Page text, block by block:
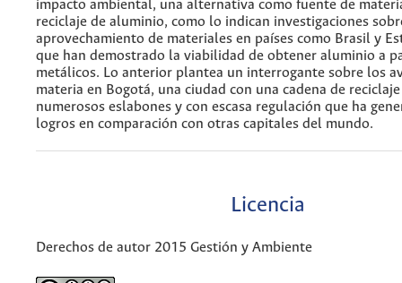
impacto ambiental, una alternativa como fuente de
reciclaje de aluminio, como lo indican investigaciones
aprovechamiento de materiales en países como Brasil y
que han demostrado la viabilidad de obtener aluminio a
metálicos. Lo anterior plantea un interrogante sobre los
materia en Bogotá, una ciudad con una cadena de
numerosos eslabones y con escasa regulación que ha
logros en comparación con otras capitales del mundo.
Licencia
Derechos de autor 2015 Gestión y Ambiente